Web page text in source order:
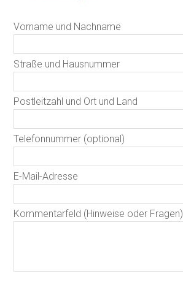
Vorname und Nachname
Straße und Hausnummer
Postleitzahl und Ort und Land
Telefonnummer (optional)
E-Mail-Adresse
Kommentarfeld (Hinweise oder Fragen)